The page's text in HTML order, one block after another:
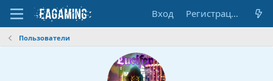
Вход Регистрация
Пользователи